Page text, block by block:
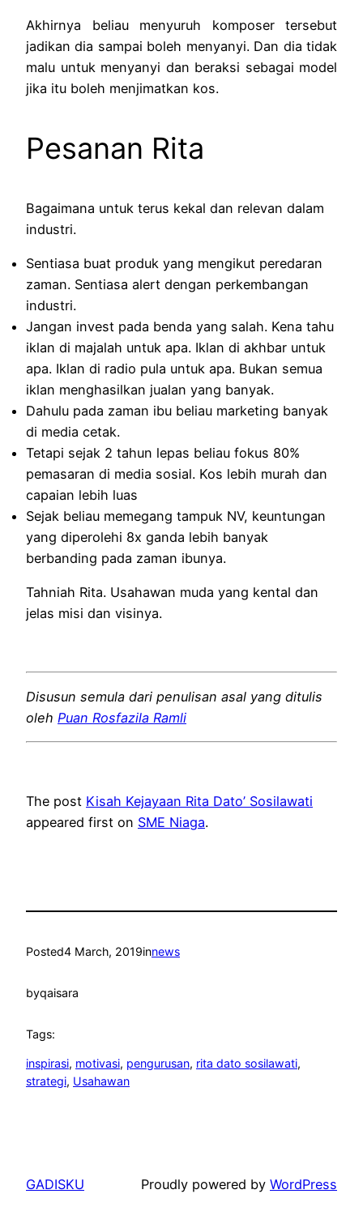
Akhirnya beliau menyuruh komposer tersebut
jadikan dia sampai boleh menyanyi. Dan dia tidak
malu untuk menyanyi dan beraksi sebagai model
jika itu boleh menjimatkan kos.
Pesanan Rita
Bagaimana untuk terus kekal dan relevan dalam
industri.
Sentiasa buat produk yang mengikut peredaran
zaman. Sentiasa alert dengan perkembangan
industri.
Jangan invest pada benda yang salah. Kena tahu
iklan di majalah untuk apa. Iklan di akhbar untuk
apa. Iklan di radio pula untuk apa. Bukan semua
iklan menghasilkan jualan yang banyak.
Dahulu pada zaman ibu beliau marketing banyak
di media cetak.
Tetapi sejak 2 tahun lepas beliau fokus 80%
pemasaran di media sosial. Kos lebih murah dan
capaian lebih luas
Sejak beliau memegang tampuk NV, keuntungan
yang diperolehi 8x ganda lebih banyak
berbanding pada zaman ibunya.
Tahniah Rita. Usahawan muda yang kental dan
jelas misi dan visinya.
Disusun semula dari penulisan asal yang ditulis
oleh Puan Rosfazila Ramli
The post Kisah Kejayaan Rita Dato’ Sosilawati
appeared first on SME Niaga.
Posted4 March, 2019innews
byqaisara
Tags:
inspirasi, motivasi, pengurusan, rita dato sosilawati
strategi, Usahawan
GADISKU Proudly powered by WordPress